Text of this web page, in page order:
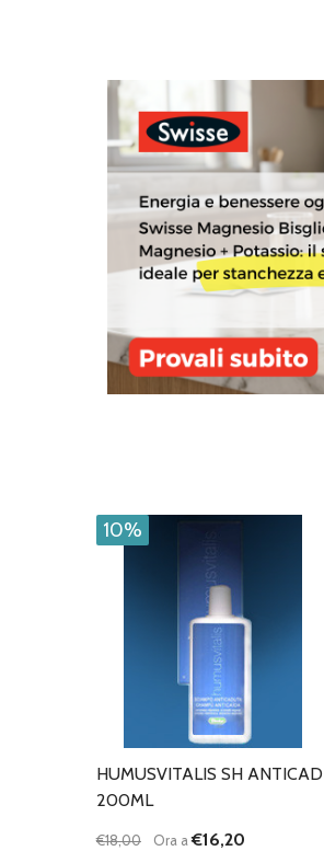
10%
HUMUSVITALIS SH ANTICAD
200ML
€18,00 Ora a€16,20